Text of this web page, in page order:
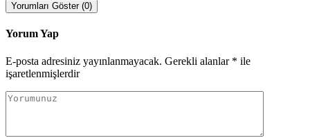
Yorumları Göster (0)
Yorum Yap
E-posta adresiniz yayınlanmayacak. Gerekli alanlar * ile
işaretlenmişlerdir